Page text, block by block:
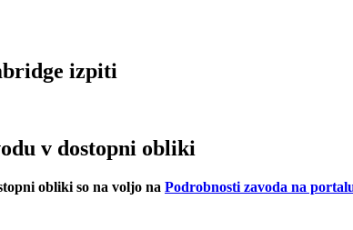
izpiti
v dostopni obliki
obliki so na voljo na Podrobnosti zavoda na